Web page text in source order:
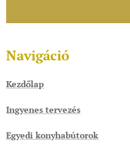
Navigáció
Kezdőlap
Ingyenes tervezés
Egyedi konyhabútorok